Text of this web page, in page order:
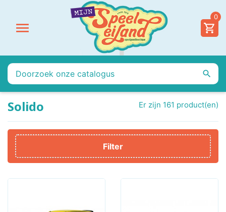

0

Solido Er zijn 161 product(en)
Filter